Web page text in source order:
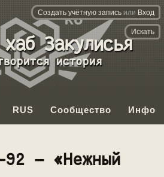
здесь раньше.
RUS Сообщество Инфо
Создать учётную запись или Вход
— «Нежный